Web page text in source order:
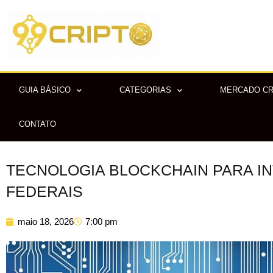
para
conteúdo
GUIA BÁSICO CATEGORIAS MERCADO
CONTATO
TECNOLOGIA BLOCKCHAIN PARA
FEDERAIS
maio 18, 2026 7:00 pm